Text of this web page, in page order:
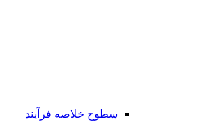
سطوح خلاصه فرآیند